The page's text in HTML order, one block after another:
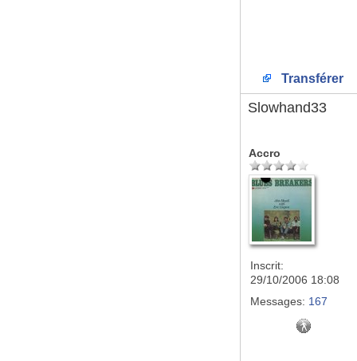
Transférer
Slowhand33
Accro
Inscrit:
29/10/2006 18:08
Messages: 167